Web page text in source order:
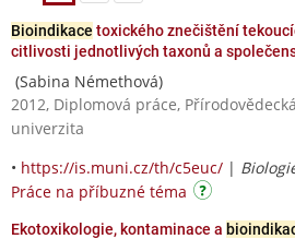
Bioindikace toxického znečištění
citlivosti jednotlivých taxonů a
(Sabina Némethová)
2012, Diplomová práce,
univerzita
• https://is.muni.cz/th/c5euc/ |
Práce na příbuzné téma
Ekotoxikologie, kontaminace a